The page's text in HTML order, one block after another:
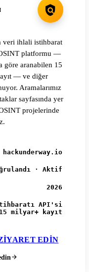
veri ihlali istihbarat
platformu —
göre aranabilen 15
— ve diğer
Aramalarımız
sayfasında yer
projelerinde
hackunderway.io
· Aktif
2026
API'si
milyar+ kayıt
EDIN